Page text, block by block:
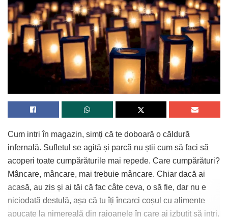
Cum intri în magazin, simți că te doboară o căldură
infernală. Sufletul se agită și parcă nu știi cum să faci să
acoperi toate cumpărăturile mai repede. Care cumpărături?
Mâncare, mâncare, mai trebuie mâncare. Chiar dacă ai
acasă, au zis și ai tăi că fac câte ceva, o să fie, dar nu e
niciodată destulă, așa că tu îți încarci coșul cu alimente
apucate la nimereală din raioanele în care ai izbutit să intri.